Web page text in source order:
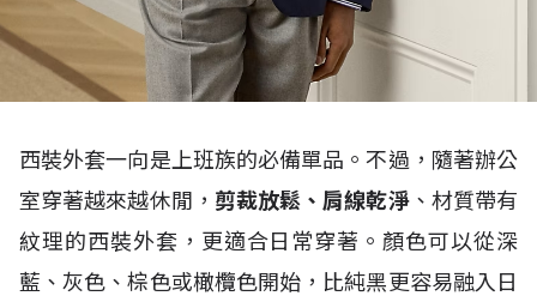
西裝外套一向是上班族的必備單品。不過，隨著辦公
室穿著越來越休閒， 剪裁放鬆、肩線乾淨、材質帶有
紋理的西裝外套，更適合日常穿著。顏色可以從深
藍、灰色、棕色或橄欖色開始，比純黑更容易融入日